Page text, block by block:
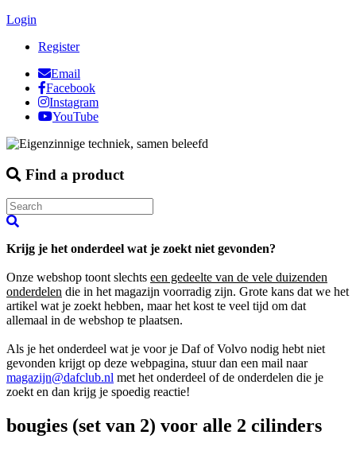
Login
Register
Email
Facebook
Instagram
YouTube
Find a product
Krijg je het onderdeel wat je zoekt niet gevonden?
Onze webshop toont slechts een gedeelte van de vele duizenden
onderdelen die in het magazijn voorradig zijn. Grote kans dat we het
artikel wat je zoekt hebben, maar het kost te veel tijd om dat
allemaal in de webshop te plaatsen.
Als je het onderdeel wat je voor je Daf of Volvo nodig hebt niet
gevonden krijgt op deze webpagina, stuur dan een mail naar
magazijn@dafclub.nl met het onderdeel of de onderdelen die je
zoekt en dan krijg je spoedig reactie!
bougies (set van 2) voor alle 2 cilinders